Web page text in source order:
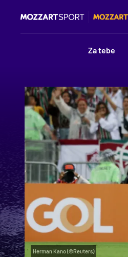
Za tebe
Herman Kano (©Reuters)